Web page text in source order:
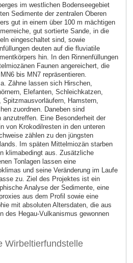
im westlichen Bodenseegebiet
Sedimente der zentralen Oberen
gut in einem über 100 m mächtigen
gut sortierte Sande, in die
eingeschaltet sind, sowie
deuten auf die fluviatile
hin. In den Rinnenfüllungen
Faunen angereichert, die
bis MN7 repräsentieren.
Zähne lassen sich Hirschen,
Elefanten, Schleichkatzen,
Hamstern,
zuordnen. Daneben sind
Eine Besonderheit der
von Krokodilresten in den unteren
zählen zu den jüngsten
Im späten Mittelmiozän starben
klimabedingt aus. Zusätzliche
Tonlagen lassen eine
und seine Veränderung im Laufe
zu. Ziel des Projektes ist ein
Analyse der Sedimente, eine
aus dem Profil sowie eine
mit absoluten Altersdaten, die aus
des Hegau-Vulkanismus gewonnen
Wirbeltierfundstelle